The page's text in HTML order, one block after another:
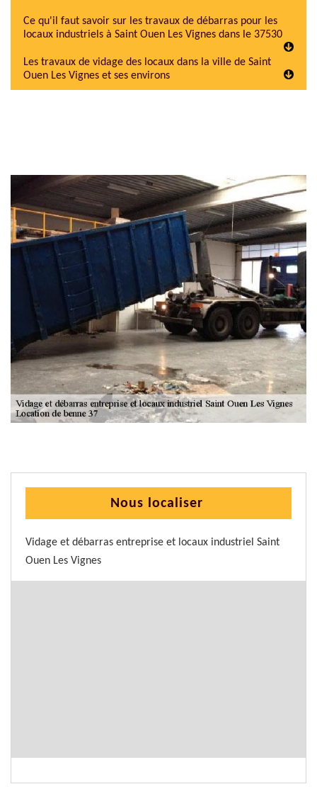
Ce qu'il faut savoir sur les travaux de débarras pour les
locaux industriels à Saint Ouen Les Vignes dans le 37530
Les travaux de vidage des locaux dans la ville de Saint
Ouen Les Vignes et ses environs
Nous localiser
Vidage et débarras entreprise et locaux industriel Saint
Ouen Les Vignes